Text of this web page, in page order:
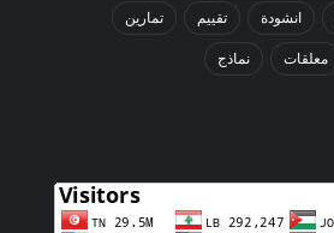
انشودة تقييم تمارين
معلقات نماذج